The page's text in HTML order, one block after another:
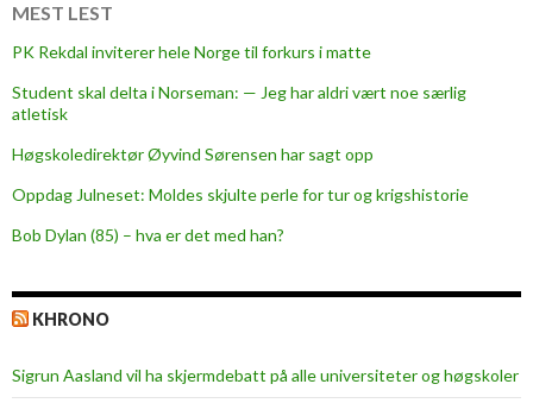
e
r
å
v
i
n
a
MEST LEST
PK Rekdal inviterer hele Norge til forkurs i matte
Student skal delta i Norseman: — Jeg har aldri vært noe særlig
atletisk
Høgskoledirektør Øyvind Sørensen har sagt opp
Oppdag Julneset: Moldes skjulte perle for tur og krigshistorie
Bob Dylan (85) – hva er det med han?
KHRONO
Sigrun Aasland vil ha skjerm­debatt på alle universiteter og høgskoler